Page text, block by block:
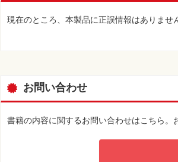
現在のところ、本製品に正誤情報はありませ
お問い合わせ
書籍の内容に関するお問い合わせはこちら。